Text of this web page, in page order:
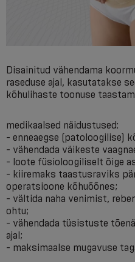
Disainitud vähendama
raseduse ajal, kasutatakse
kõhulihaste toonuse
medikaalsed näidustused:
- enneaegse (patoloogilise)
- vähendada väikeste
- loote füsioloogiliselt õige
- kiiremaks taastusraviks
operatsioone kõhuõõnes;
- vältida naha venimist,
ohtu;
- vähendada tüsistuste
ajal;
- maksimaalse mugavuse